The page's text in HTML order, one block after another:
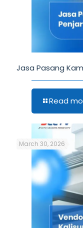
Jasa Pasang
Read
March 30, 2026